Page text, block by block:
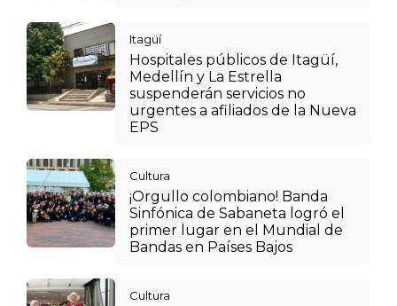
Itagüí
Hospitales públicos de Itagüí,
Medellín y La Estrella
suspenderán servicios no
urgentes a afiliados de la Nueva
EPS
Cultura
¡Orgullo colombiano! Banda
Sinfónica de Sabaneta logró el
primer lugar en el Mundial de
Bandas en Países Bajos
Cultura